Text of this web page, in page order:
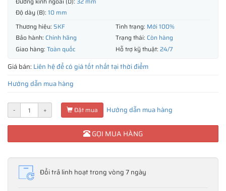
Độ dày (B): 10 mm
Thương hiệu: SKF Tình trạng: Mới 100%
Bảo hành: Chính hãng Trạng thái: Còn hàng
Giao hàng: Toàn quốc Hỗ trợ kỹ thuật: 24/7
Giá bán: Liên hệ để có giá tốt nhất tại thời điểm
Hướng dẫn mua hàng
- + Đặt mua Hướng dẫn mua hàng
GỌI MUA HÀNG
Đổi trả linh hoạt trong vòng 7 ngày